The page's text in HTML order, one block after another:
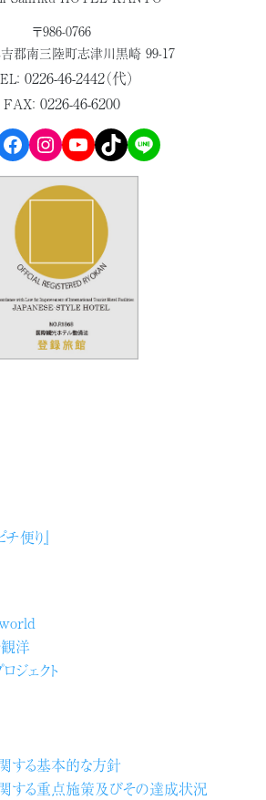
〒986-0766
郡南三陸町志津川黒崎 99-17
： 0226-46-2442（代）
FAX： 0226-46-6200
Facebook Instagram YouTube TikTok LINE
チ便り』
洋
ジェクト
する基本的な方針
する重点施策及びその達成状況